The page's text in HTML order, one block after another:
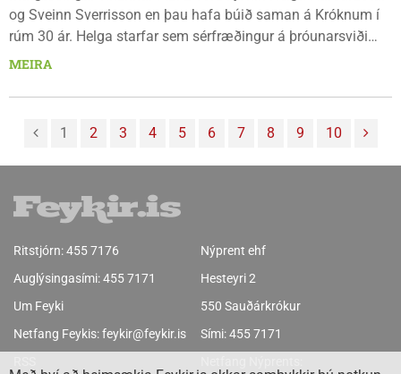
og Sveinn Sverrisson en þau hafa búið saman á Króknum í
rúm 30 ár. Helga starfar sem sérfræðingur á þróunarsviði
Byggðastofnunar og Sveinn starfar sem sjúkraþjálfari á
eru búsettar í Köben um þessar mundir.
MEIRA
1 2 3 4 5 6 7 8 9 10
Ritstjórn:455 7176
Auglýsingasími:455 7171
Um Feyki
Netfang Feykis:feykir@feykir.is
Nýprent ehf
Hesteyri 2
550 Sauðárkrókur
Sími:455 7171